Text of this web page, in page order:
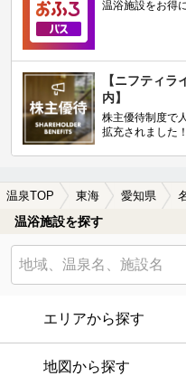
温浴施設をお得
【ニフティ
内】
株主優待制度で
拡充されました！
温泉TOP 東海 愛知県
温浴施設を探す
エリアから探す
地図から探す